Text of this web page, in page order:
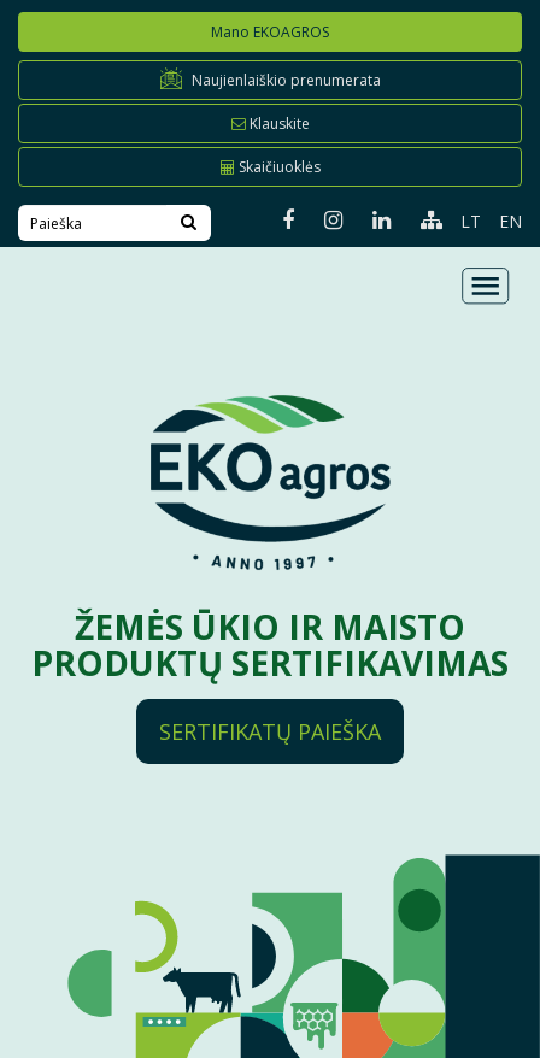
Mano EKOAGROS
Naujienlaiškio prenumerata
Klauskite
Skaičiuoklės
LT EN
ŽEMĖS ŪKIO IR MAISTO
PRODUKTŲ SERTIFIKAVIMAS
SERTIFIKATŲ PAIEŠKA